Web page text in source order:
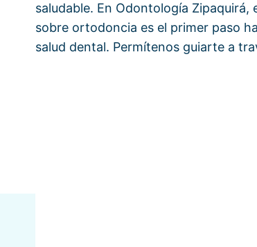
saludable. En Odontología
sobre ortodoncia es el primer paso
salud dental. Permítenos guiarte a